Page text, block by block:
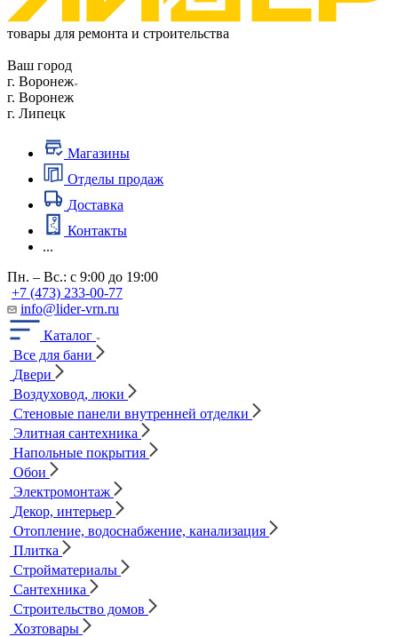
товары для ремонта и строительства
Ваш город
г. Воронеж
г. Воронеж
г. Липецк
Магазины
Отделы продаж
Доставка
Контакты
...
Пн. – Вс.: с 9:00 до 19:00
+7 (473) 233-00-77
info@lider-vrn.ru
Каталог
Все для бани
Двери
Воздуховод, люки
Стеновые панели внутренней отделки
Элитная сантехника
Напольные покрытия
Обои
Электромонтаж
Декор, интерьер
Отопление, водоснабжение, канализация
Плитка
Стройматериалы
Сантехника
Строительство домов
Хозтовары